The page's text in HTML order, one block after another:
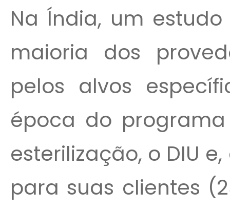
Na Índia, um
maioria dos
pelos alvos
época do
esterilização, o DIU
para suas clientes